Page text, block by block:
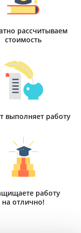
рассчитываем
стоимость
выполняет работу
работу
на отлично!